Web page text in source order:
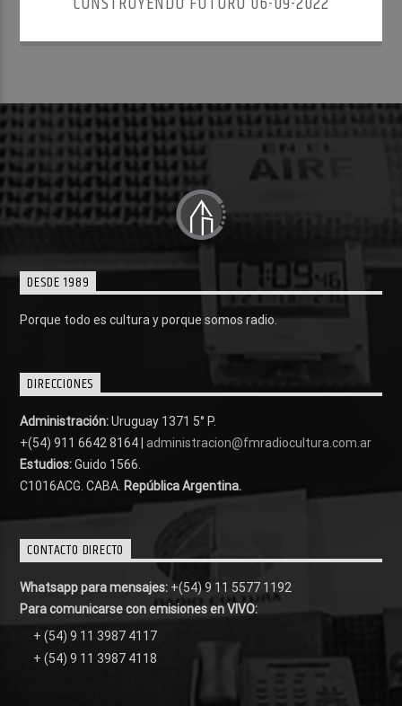
DESDE 1989
Porque todo es cultura y porque somos radio.
DIRECCIONES
Administración:Uruguay 1371 5° P.
+(54) 911 6642 8164 | administracion@fmradiocultura.com.ar
Estudios:Guido 1566.
C1016ACG . CABA. República Argentina.
CONTACTO DIRECTO
Whatsapp para mensajes: +(54) 9 11 5577 1192
Para comunicarse con emisiones en VIVO:
+ (54) 9 11 3987 4117
+ (54) 9 11 3987 4118